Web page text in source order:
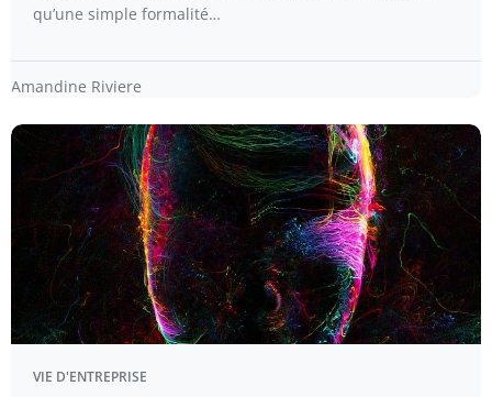
qu’une simple formalité…
Amandine Riviere
VIE D'ENTREPRISE